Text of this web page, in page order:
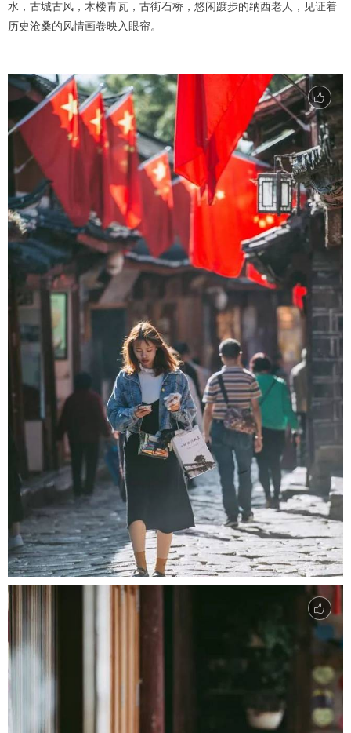
水，古城古风，木楼青瓦，古街石桥，悠闲踱步的纳西老人，见证着
历史沧桑的风情画卷映入眼帘。